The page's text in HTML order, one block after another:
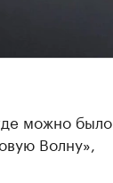
можно было
Волну»,